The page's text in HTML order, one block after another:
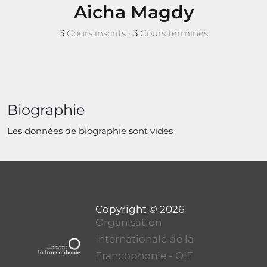
Aicha Magdy
3Cours inscrits • 3Cours terminés
Biographie
Les données de biographie sont vides
Organisation
Internationale de la
Francophonie - OIF